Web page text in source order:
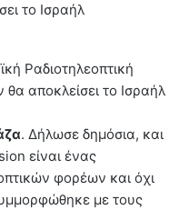
το Ισραήλ
Ραδιοτηλεοπτική
θα αποκλείσει το Ισραήλ
. Δήλωσε δημόσια, και
είναι ένας
φορέων και όχι
με τους